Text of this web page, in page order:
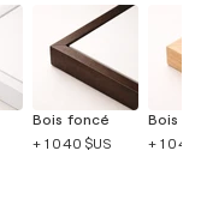
Bois foncé
+ 1 040 $US
Bois
+ 1 040